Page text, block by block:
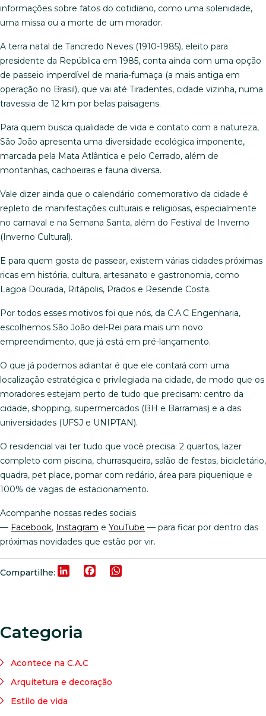
informações sobre fatos do cotidiano, como uma solenidade,
uma missa ou a morte de um morador.
A terra natal de Tancredo Neves (1910-1985), eleito para
presidente da República em 1985, conta ainda com uma opção
de passeio imperdível de maria-fumaça (a mais antiga em
operação no Brasil), que vai até Tiradentes, cidade vizinha, numa
travessia de 12 km por belas paisagens.
Para quem busca qualidade de vida e contato com a natureza,
São João apresenta uma diversidade ecológica imponente,
marcada pela Mata Atlântica e pelo Cerrado, além de
montanhas, cachoeiras e fauna diversa.
Vale dizer ainda que o calendário comemorativo da cidade é
repleto de manifestações culturais e religiosas, especialmente
no carnaval e na Semana Santa, além do Festival de Inverno
(Inverno Cultural).
E para quem gosta de passear, existem várias cidades próximas
ricas em história, cultura, artesanato e gastronomia, como
Lagoa Dourada, Ritápolis, Prados e Resende Costa.
Por todos esses motivos foi que nós, da C.A.C Engenharia,
escolhemos São João del-Rei para mais um novo
empreendimento, que já está em pré-lançamento.
O que já podemos adiantar é que ele contará com uma
localização estratégica e privilegiada na cidade, de modo que os
moradores estejam perto de tudo que precisam: centro da
cidade, shopping, supermercados (BH e Barramas) e a das
universidades (UFSJ e UNIPTAN).
O residencial vai ter tudo que você precisa: 2 quartos, lazer
completo com piscina, churrasqueira, salão de festas, bicicletário,
quadra, pet place, pomar com redário, área para piquenique e
100% de vagas de estacionamento.
Acompanhe nossas redes sociais
— Facebook, Instagram e YouTube — para ficar por dentro das
próximas novidades que estão por vir.
Compartilhe: LinkedInFacebook
Categoria
Acontece na C.A.C
Arquitetura e decoração
Estilo de vida